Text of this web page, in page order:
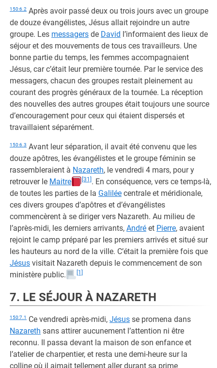
150:6.2 Après avoir passé deux ou trois jours avec un groupe
de douze évangélistes, Jésus allait rejoindre un autre
groupe. Les messagers de David l’informaient des lieux de
séjour et des mouvements de tous ces travailleurs. Une
bonne partie du temps, les femmes accompagnaient
Jésus, car c’était leur première tournée. Par le service des
messagers, chacun des groupes restait pleinement au
courant des progrès généraux de la tournée. La réception
des nouvelles des autres groupes était toujours une source
d’encouragement pour ceux qui étaient dispersés et
travaillaient séparément.
150:6.3 Avant leur séparation, il avait été convenu que les
douze apôtres, les évangélistes et le groupe féminin se
rassembleraient à Nazareth, le vendredi 4 mars, pour y
retrouver le Maitre [31] . En conséquence, vers ce temps-là,
de toutes les parties de la Galilée centrale et méridionale,
ces divers groupes d’apôtres et d’évangélistes
commencèrent à se diriger vers Nazareth. Au milieu de
l’après-midi, les derniers arrivants, André et Pierre, avaient
rejoint le camp préparé par les premiers arrivés et situé sur
les hauteurs au nord de la ville. C’était la première fois que
Jésus visitait Nazareth depuis le commencement de son
ministère public.
[1]
7. LE SÉJOUR À NAZARETH
150:7.1 Ce vendredi après-midi, Jésus se promena dans
Nazareth sans attirer aucunement l’attention ni être
reconnu. Il passa devant la maison de son enfance et
l’atelier de charpentier, et resta une demi-heure sur la
colline où il aimait tellement aller durant sa prime